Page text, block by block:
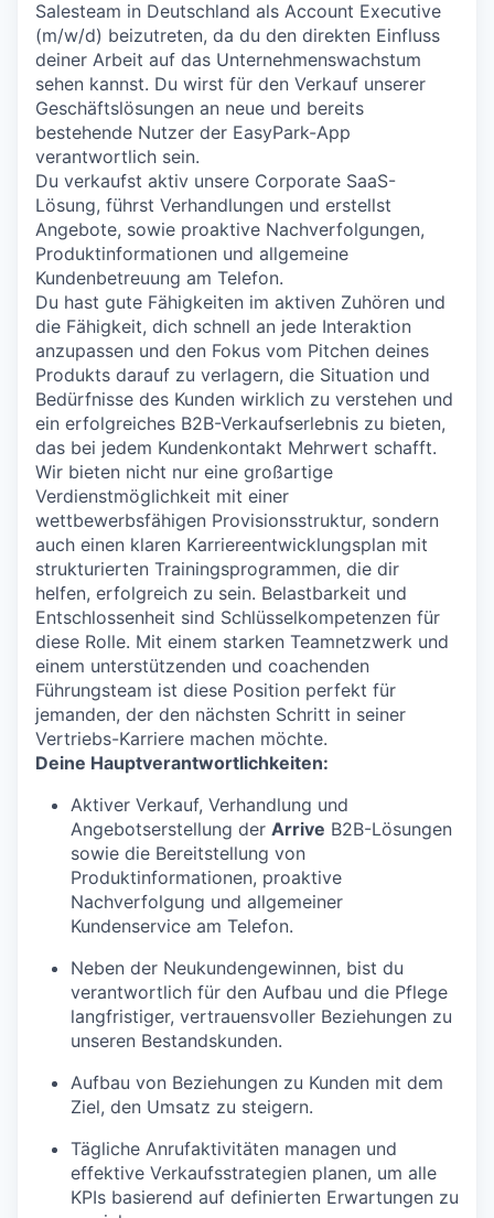
Salesteam in Deutschland als Account Executive
(m/w/d) beizutreten, da du den direkten Einfluss
deiner Arbeit auf das Unternehmenswachstum
sehen kannst. Du wirst für den Verkauf unserer
Geschäftslösungen an neue und bereits
bestehende Nutzer der EasyPark-App
verantwortlich sein.
Du verkaufst aktiv unsere Corporate SaaS-
Lösung, führst Verhandlungen und erstellst
Angebote, sowie proaktive Nachverfolgungen,
Produktinformationen und allgemeine
Kundenbetreuung am Telefon.
Du hast gute Fähigkeiten im aktiven Zuhören und
die Fähigkeit, dich schnell an jede Interaktion
anzupassen und den Fokus vom Pitchen deines
Produkts darauf zu verlagern, die Situation und
Bedürfnisse des Kunden wirklich zu verstehen und
ein erfolgreiches B2B-Verkaufserlebnis zu bieten,
das bei jedem Kundenkontakt Mehrwert schafft.
Wir bieten nicht nur eine großartige
Verdienstmöglichkeit mit einer
wettbewerbsfähigen Provisionsstruktur, sondern
auch einen klaren Karriereentwicklungsplan mit
strukturierten Trainingsprogrammen, die dir
helfen, erfolgreich zu sein. Belastbarkeit und
Entschlossenheit sind Schlüsselkompetenzen für
diese Rolle. Mit einem starken Teamnetzwerk und
einem unterstützenden und coachenden
Führungsteam ist diese Position perfekt für
jemanden, der den nächsten Schritt in seiner
Vertriebs-Karriere machen möchte.
Deine Hauptverantwortlichkeiten:
Aktiver Verkauf, Verhandlung und
Angebotserstellung der Arrive B2B-Lösungen
sowie die Bereitstellung von
Produktinformationen, proaktive
Nachverfolgung und allgemeiner
Kundenservice am Telefon.
Neben der Neukundengewinnen, bist du
verantwortlich für den Aufbau und die Pflege
langfristiger, vertrauensvoller Beziehungen zu
unseren Bestandskunden.
Aufbau von Beziehungen zu Kunden mit dem
Ziel, den Umsatz zu steigern.
Tägliche Anrufaktivitäten managen und
effektive Verkaufsstrategien planen, um alle
KPIs basierend auf definierten Erwartungen zu